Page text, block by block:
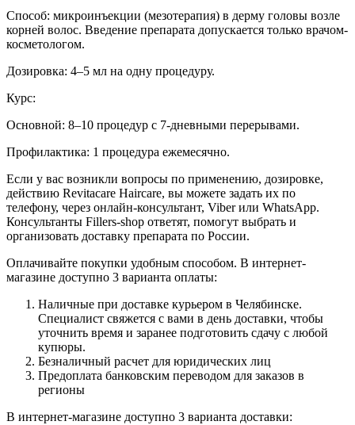
Способ: микроинъекции (мезотерапия) в дерму головы возле
корней волос. Введение препарата допускается только врачом-
косметологом.
Дозировка: 4–5 мл на одну процедуру.
Курс:
Основной: 8–10 процедур с 7-дневными перерывами.
Профилактика: 1 процедура ежемесячно.
Если у вас возникли вопросы по применению, дозировке,
действию Revitacare Haircare, вы можете задать их по
телефону, через онлайн-консультант, Viber или WhatsApp.
Консультанты Fillers-shop ответят, помогут выбрать и
организовать доставку препарата по России.
Оплачивайте покупки удобным способом. В интернет-
магазине доступно 3 варианта оплаты:
Наличные при доставке курьером в Челябинске.
Специалист свяжется с вами в день доставки, чтобы
уточнить время и заранее подготовить сдачу с любой
купюры.
Безналичный расчет для юридических лиц
Предоплата банковским переводом для заказов в
регионы
В интернет-магазине доступно 3 варианта доставки: